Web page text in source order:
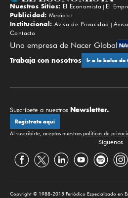
Nuestros Sitios: El Economista El
Publicidad: Mediakit
Institucional: Aviso de Privacidad
Contacto
Una empresa de Nacer Global
Trabaja con nosotros Ir a la bolsa de
Suscríbete a nuestros Newsletter.
Regístrate aquí
Al suscribirte, aceptas nuestras políticas de
Síguenos
Copyright © 1988-2015 Periódico Especializado en